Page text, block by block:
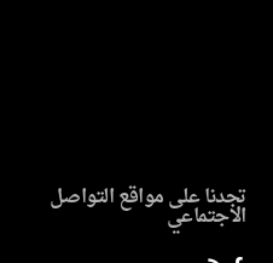
على مواقع التواصل